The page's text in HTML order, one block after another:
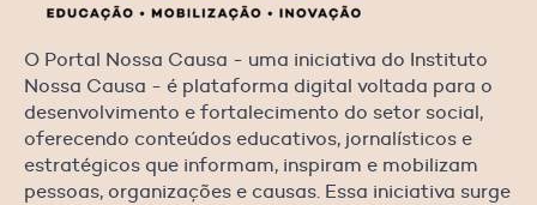
O Portal Nossa Causa - uma iniciativa do Instituto
Nossa Causa - é plataforma digital voltada para o
desenvolvimento e fortalecimento do setor social,
oferecendo conteúdos educativos, jornalísticos e
estratégicos que informam, inspiram e mobilizam
pessoas, organizações e causas. Essa iniciativa surge